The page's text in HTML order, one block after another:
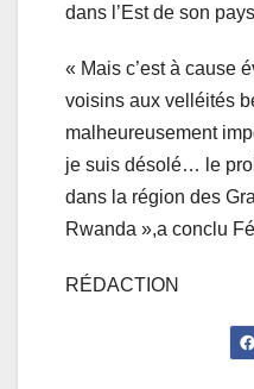
dans l’Est de son
« Mais c’est à cause
voisins aux velléités
malheureusement
je suis désolé… le
dans la région des
Rwanda »,a conclu
RÉDACTION